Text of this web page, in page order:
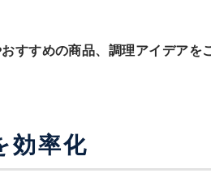
すすめの商品、調理アイデアを
効率化